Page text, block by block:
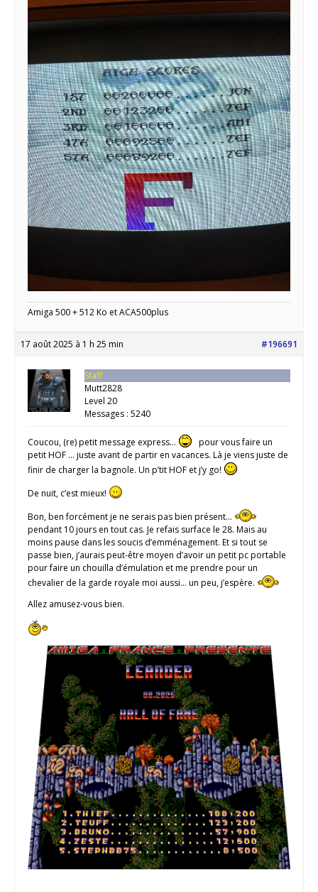
Amiga 500 + 512 Ko et ACA500plus
17 août 2025 à 1 h 25 min #196691
Staff
Mutt2828
Level 20
Messages : 5240
Coucou, (re) petit message express…
pour vous faire un
petit HOF … juste avant de partir en vacances. Là je viens juste de
finir de charger la bagnole. Un p’tit HOF et j’y go!
De nuit, c’est mieux!
Bon, ben forcément je ne serais pas bien présent…
pendant 10 jours en tout cas. Je refais surface le 28. Mais au
moins pause dans les soucis d’emménagement. Et si tout se
passe bien, j’aurais peut-être moyen d’avoir un petit pc portable
pour faire un chouilla d’émulation et me prendre pour un
chevalier de la garde royale moi aussi… un peu, j’espère.
Allez amusez-vous bien.